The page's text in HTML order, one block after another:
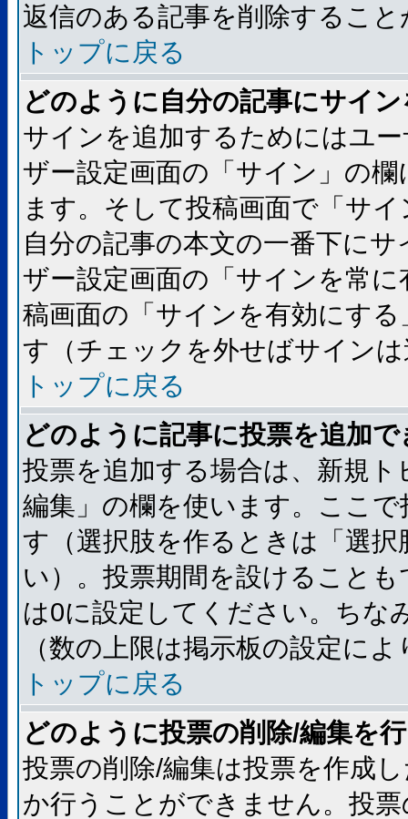
返信のある記事を削除するこ
トップに戻る
どのように自分の記事にサイ
サインを追加するためにはユ
ザー設定画面の「サイン」の
ます。そして投稿画面で「サ
自分の記事の本文の一番下に
ザー設定画面の「サインを常
稿画面の「サインを有効にす
す（チェックを外せばサイン
トップに戻る
どのように記事に投票を追加
投票を追加する場合は、新規
編集」の欄を使います。ここ
す（選択肢を作るときは「選
い）。投票期間を設けること
は0に設定してください。ちな
（数の上限は掲示板の設定に
トップに戻る
どのように投票の削除/編集を
投票の削除/編集は投票を作成
か行うことができません。投